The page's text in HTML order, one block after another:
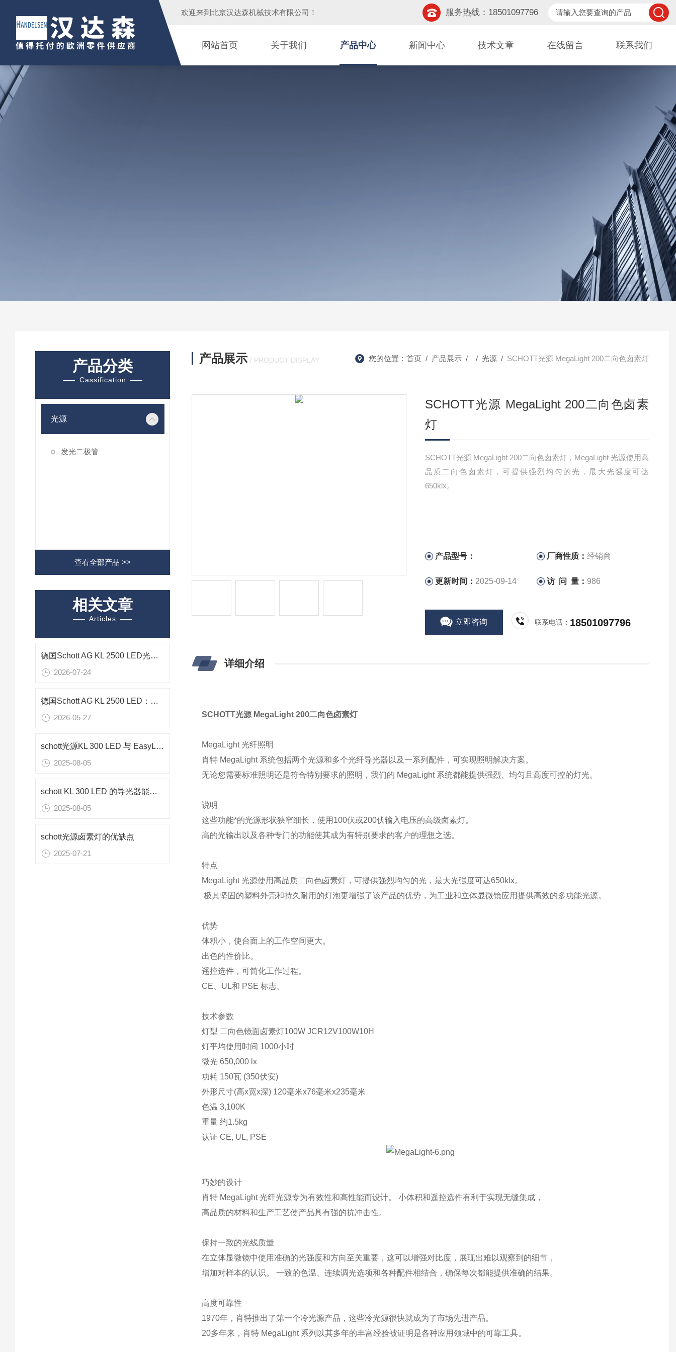
欢迎来到 北京汉达森机械技术有限公司 ！ 服务热线：18501097796
网站首页 关于我们 产品中心 新闻中心 技术文章 在线留言 联系我们
产品分类
Cassification
光源
发光二极管
查看全部产品 >>
相关文章
Articles
德国Schott AG KL 2500 LED光源在立体显微镜中的应用技术解析
2026-07-24
德国Schott AG KL 2500 LED：免维护高精度冷光源
2026-05-27
schott光源KL 300 LED 与 EasyLED Spotlight Plus 有何不同
2025-08-05
schott KL 300 LED 的导光器能否与其他 KL 光源一起使用
2025-08-05
schott光源卤素灯的优缺点
2025-07-21
产品展示 / PRODUCT DISPLAY 您的位置： 首页 / 产品展示 / / 光源 / SCHOTT光源 MegaLight 200二向色卤素灯
SCHOTT光源 MegaLight 200二向色卤素
灯
SCHOTT光源 MegaLight 200二向色卤素灯，MegaLight 光源使用高
品质二向色卤素灯，可提供强烈均匀的光，最大光强度可达
650klx。
产品型号： 厂商性质：经销商
更新时间： 2025-09-14 访 问 量： 986
立即咨询 联系电话： 18501097796
详细介绍
SCHOTT光源 MegaLight 200二向色卤素灯
MegaLight 光纤照明
肖特 MegaLight 系统包括两个光源和多个光纤导光器以及一系列配件，可实现照明解决方案。
无论您需要标准照明还是符合特别要求的照明，我们的 MegaLight 系统都能提供强烈、均匀且高度可控的灯光。
说明
这些功能*的光源形状狭窄细长，使用100伏或200伏输入电压的高级卤素灯。
高的光输出以及各种专门的功能使其成为有特别要求的客户的理想之选。
特点
MegaLight 光源使用高品质二向色卤素灯，可提供强烈均匀的光，最大光强度可达650klx。
极其坚固的塑料外壳和持久耐用的灯泡更增强了该产品的优势，为工业和立体显微镜应用提供高效的多功能光源。
优势
体积小，使台面上的工作空间更大。
出色的性价比。
遥控选件，可简化工作过程。
CE、UL和 PSE 标志。
技术参数
灯型 二向色镜面卤素灯100W JCR12V100W10H
灯平均使用时间 1000小时
微光 650,000 lx
功耗 150瓦 (350伏安)
外形尺寸(高x宽x深) 120毫米x76毫米x235毫米
色温 3,100K
重量 约1.5kg
认证 CE, UL, PSE
巧妙的设计
肖特 MegaLight 光纤光源专为有效性和高性能而设计。 小体积和遥控选件有利于实现无缝集成，
高品质的材料和生产工艺使产品具有强的抗冲击性。
保持一致的光线质量
在立体显微镜中使用准确的光强度和方向至关重要，这可以增强对比度，展现出难以观察到的细节，
增加对样本的认识。 一致的色温、连续调光选项和各种配件相结合，确保每次都能提供准确的结果。
高度可靠性
1970年，肖特推出了第一个冷光源产品，这些冷光源很快就成为了市场先进产品。
20多年来，肖特 MegaLight 系列以其多年的丰富经验被证明是各种应用领域中的可靠工具。